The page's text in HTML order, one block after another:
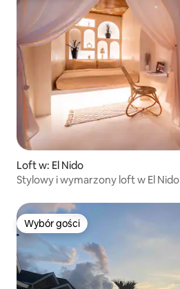
Loft w: El Nido
Stylowy i wymarzony loft w El Nido
Wybór gości
Wybór gości